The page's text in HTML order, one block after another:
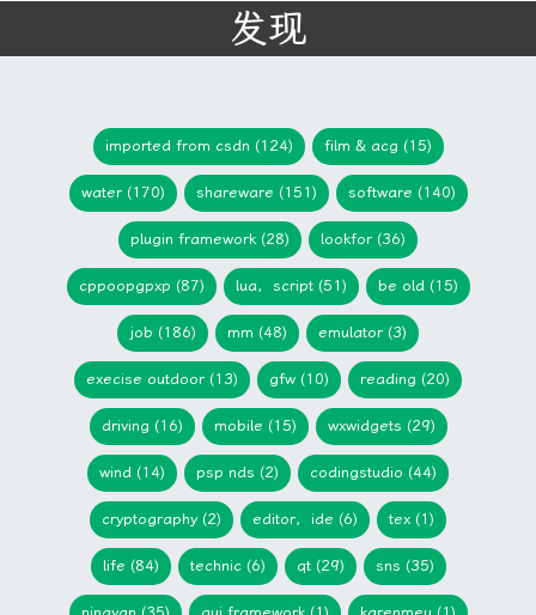
发现
imported from csdn (124) film & acg (15)
water (170) shareware (151) software (140)
plugin framework (28) lookfor (36)
cppoopgpxp (87) lua，script (51) be old (15)
job (186) mm (48) emulator (3)
execise outdoor (13) gfw (10) reading (20)
driving (16) mobile (15) wxwidgets (29)
wind (14) psp nds (2) codingstudio (44)
cryptography (2) editor，ide (6) tex (1)
life (84) technic (6) qt (29) sns (35)